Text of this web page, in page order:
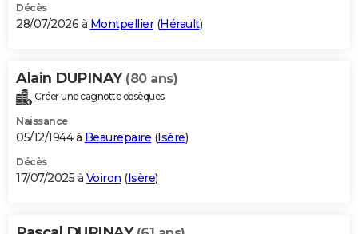
BONS PLANS
Carte de Noël
Carte Bonne année
Carte Saint-Valentin
Carte Pâques
Carte d'anniversaire
DICTIONNAIRE
Dictionnaire
Biographies
Citations
Expressions
Proverbes
PROGRAMME TV
S'inscrire
Se connecter
Lycées
Collèges
Primaires
Universités
Entreprises
Service militaire
Avis de recherche
AVIS DE DÉCÈS
Décès
28/07/2026 à Montpellier(Hérault)
Alain DUPINAY (80 ans)
Créer une cagnotte obsèques
Naissance
05/12/1944 à Beaurepaire (Isère)
Décès
17/07/2025 à Voiron (Isère)